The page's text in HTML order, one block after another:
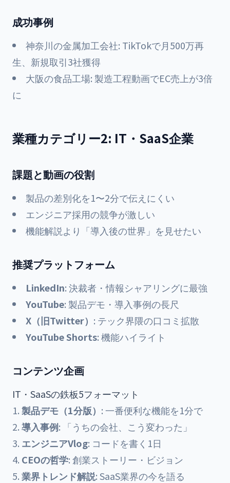
成功事例
神奈川の金属加工会社: TikTokで月500万再
生、新規取引3社獲得
大阪の食品工場: 製造工程動画でEC売上が3倍
に
業種カテゴリー2: IT・SaaS企業
課題と動画の役割
製品の差別化を1〜2分で伝えにくい
エンジニア採用の競争が激しい
機能解説より「導入後の世界」を見せたい
推奨プラットフォーム
LinkedIn: 決裁者・情報シャアリングに最強
YouTube: 製品デモ・導入事例の長尺
X（旧Twitter） : テック界隈の口コミ拡散
YouTube Shorts: 機能ハイライト
コンテンツ企画
IT・SaaSの鉄板5フォーマット
製品デモ（1分版） : 一番便利な機能を1分で
導入事例: 「うちの会社、こう変わった」
エンジニアVlog: コードを書く1日
CEOの哲学: 創業ストーリー・ビジョン
業界トレンド解説: SaaS業界の今を語る